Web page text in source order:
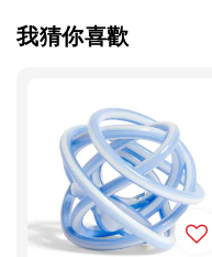
我猜你喜歡